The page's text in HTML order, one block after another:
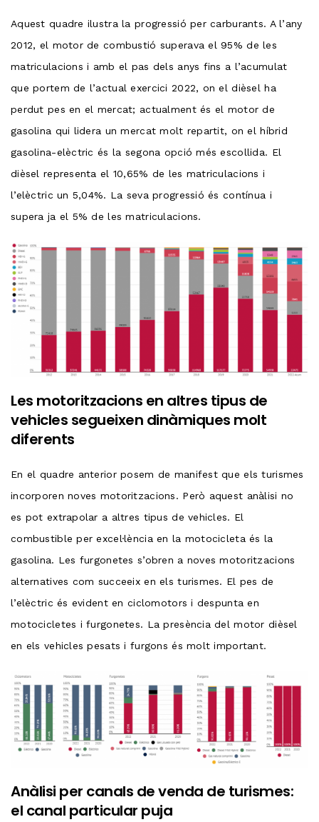
Aquest quadre ilustra la progressió per carburants. A l’any
2012, el motor de combustió superava el 95% de les
matriculacions i amb el pas dels anys fins a l’acumulat
que portem de l’actual exercici 2022, on el dièsel ha
perdut pes en el mercat; actualment és el motor de
gasolina qui lidera un mercat molt repartit, on el híbrid
gasolina-elèctric és la segona opció més escollida. El
dièsel representa el 10,65% de les matriculacions i
l’elèctric un 5,04%. La seva progressió és contínua i
supera ja el 5% de les matriculacions.
Les motoritzacions en altres tipus de
vehicles segueixen dinàmiques molt
diferents
En el quadre anterior posem de manifest que els turismes
incorporen noves motoritzacions. Però aquest anàlisi no
es pot extrapolar a altres tipus de vehicles. El
combustible per excel·lència en la motocicleta és la
gasolina. Les furgonetes s’obren a noves motoritzacions
alternatives com succeeix en els turismes. El pes de
l’elèctric és evident en ciclomotors i despunta en
motocicletes i furgonetes. La presència del motor dièsel
en els vehicles pesats i furgons és molt important.
Anàlisi per canals de venda de turismes:
el canal particular puja